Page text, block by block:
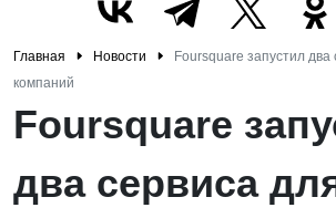
Главная Новости
Foursquare запустил
компаний
Foursquare
два сервиса